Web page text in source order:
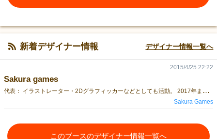
新着デザイナー情報 デザイナー情報一覧へ
Sakura games
代
表： イラストレーター・2Dグラフィッカーなどとしても活動。 2017年まで、Sakuragamesのゲーム全てのゲームデザインとグラフィックデザインを手がける。
2015/4/25 22:22
Sakura Games
このブースのデザイナー情報一覧へ